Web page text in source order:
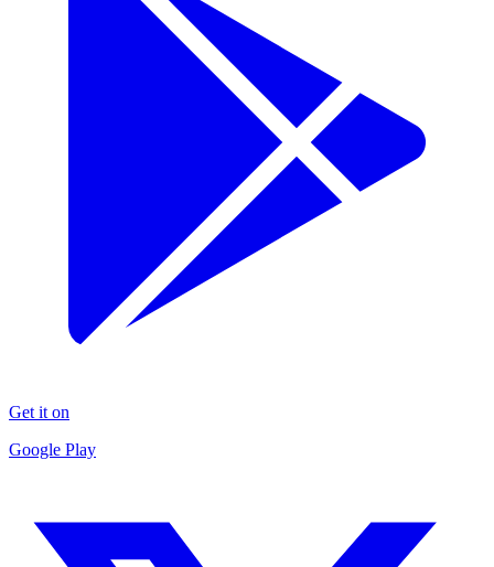
Get it on
Google Play